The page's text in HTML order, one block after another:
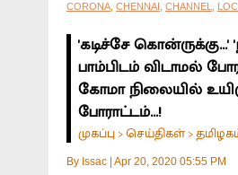
CORONA, CHENNAI , CHANNEL,
'கடிச்சே
பாம்பிடம் விடாமல்
கோமா நிலையில்
போராட்டம்...!
முகப்பு >செய்திகள் >
By Issac Apr 20, 2020 05:55 PM